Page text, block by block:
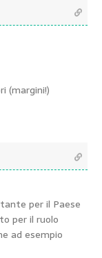
(margini!)
per il Paese
per il ruolo
ad esempio